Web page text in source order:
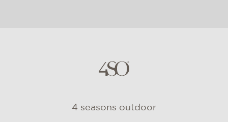
4 seasons outdoor